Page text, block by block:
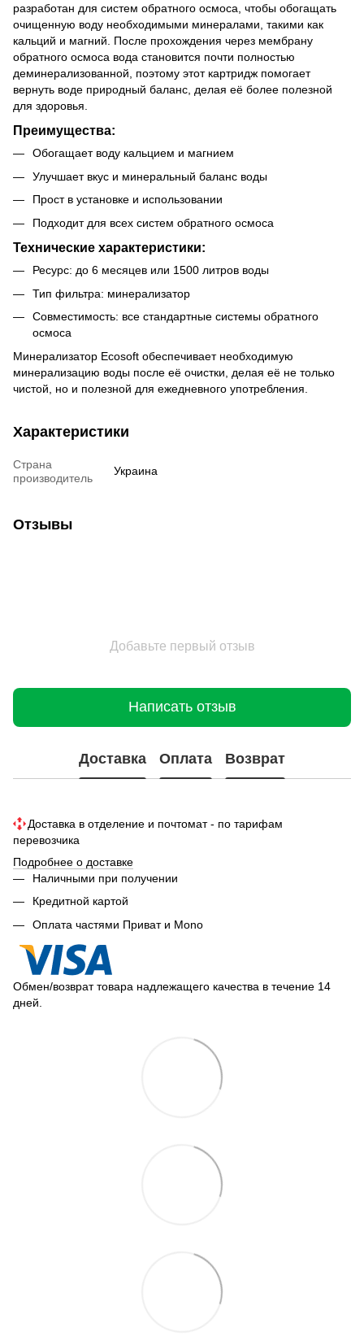
разработан для систем обратного осмоса, чтобы обогащать
очищенную воду необходимыми минералами, такими как
кальций и магний. После прохождения через мембрану
обратного осмоса вода становится почти полностью
деминерализованной, поэтому этот картридж помогает
вернуть воде природный баланс, делая её более полезной
для здоровья.
Преимущества:
Обогащает воду кальцием и магнием
Улучшает вкус и минеральный баланс воды
Прост в установке и использовании
Подходит для всех систем обратного осмоса
Технические характеристики:
Ресурс: до 6 месяцев или 1500 литров воды
Тип фильтра: минерализатор
Совместимость: все стандартные системы обратного
осмоса
Минерализатор Ecosoft обеспечивает необходимую
минерализацию воды после её очистки, делая её не только
чистой, но и полезной для ежедневного употребления.
Характеристики
Страна
производитель
Украина
Отзывы
Добавьте первый отзыв
Написать отзыв
Доставка Оплата Возврат
Доставка в отделение и почтомат - по тарифам
перевозчика
Подробнее о доставке
Наличными при получении
Кредитной картой
Оплата частями Приват и Mono
Обмен/возврат товара надлежащего качества в течение 14
дней.